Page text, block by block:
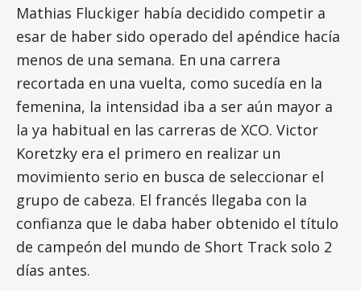
Mathias Fluckiger había decidido competir a
esar de haber sido operado del apéndice hacía
menos de una semana. En una carrera
recortada en una vuelta, como sucedía en la
femenina, la intensidad iba a ser aún mayor a
la ya habitual en las carreras de XCO. Victor
Koretzky era el primero en realizar un
movimiento serio en busca de seleccionar el
grupo de cabeza. El francés llegaba con la
confianza que le daba haber obtenido el título
de campeón del mundo de Short Track solo 2
días antes.